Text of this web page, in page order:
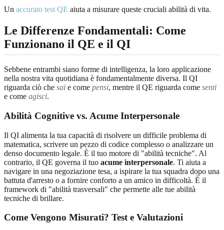
Un accurato test QE aiuta a misurare queste cruciali abilità di vita.
Le Differenze Fondamentali: Come
Funzionano il QE e il QI
Sebbene entrambi siano forme di intelligenza, la loro applicazione
nella nostra vita quotidiana è fondamentalmente diversa. Il QI
riguarda ciò che sai e come pensi, mentre il QE riguarda come senti
e come agisci.
Abilità Cognitive vs. Acume Interpersonale
Il QI alimenta la tua capacità di risolvere un difficile problema di
matematica, scrivere un pezzo di codice complesso o analizzare un
denso documento legale. È il tuo motore di "abilità tecniche". Al
contrario, il QE governa il tuo acume interpersonale. Ti aiuta a
navigare in una negoziazione tesa, a ispirare la tua squadra dopo una
battuta d'arresto o a fornire conforto a un amico in difficoltà. È il
framework di "abilità trasversali" che permette alle tue abilità
tecniche di brillare.
Come Vengono Misurati? Test e Valutazioni